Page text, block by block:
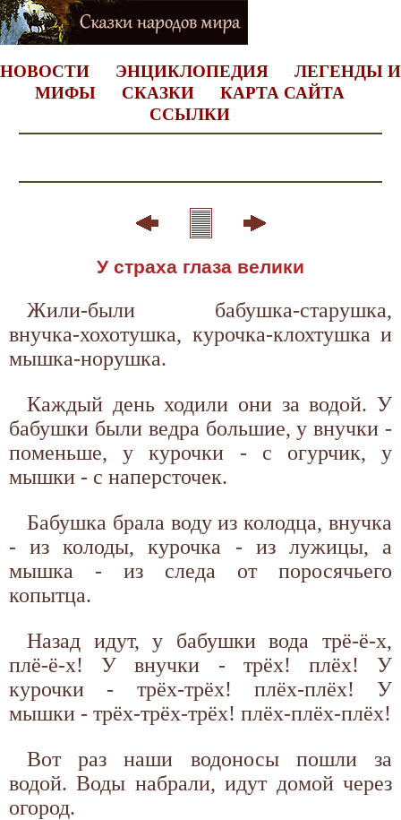
НОВОСТИ ЭНЦИКЛОПЕДИЯ
ЛЕГЕНДЫ И
МИФЫ
СКАЗКИ
КАРТА САЙТА
ССЫЛКИ
У страха глаза велики
Жили-были бабушка-старушка,
внучка-хохотушка, курочка-клохтушка и
мышка-норушка.
Каждый день ходили они за водой. У
бабушки были ведра большие, у внучки -
поменьше, у курочки - с огурчик, у
мышки - с наперсточек.
Бабушка брала воду из колодца, внучка
- из колоды, курочка - из лужицы, а
мышка - из следа от поросячьего
копытца.
Назад идут, у бабушки вода трё-ё-х,
плё-ё-х! У внучки - трёх! плёх! У
курочки - трёх-трёх! плёх-плёх! У
мышки - трёх-трёх-трёх! плёх-плёх-плёх!
Вот раз наши водоносы пошли за
водой. Воды набрали, идут домой через
огород.